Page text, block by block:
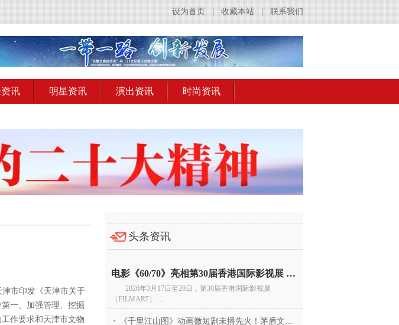
联系我们
收藏本站
设为首页
讯 明星资讯 演出资讯 时尚资讯
市印发《天津市关于
一、加强管理、挖掘
作要求和天津市文物
头条资讯
电影《60/70》亮相第30届香港国际影视展 冲刺戛纳备
2026年3月17日至20日，第30届香港国际影视展
（FILMART） ...
·
《千里江山图》动画微短剧未播先火！茅盾文学奖IP首